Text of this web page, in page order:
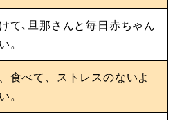
て､旦那さんと毎日赤ちゃん
。
食べて、ストレスのないよ
。